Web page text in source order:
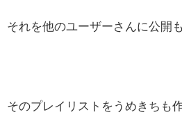
それを他のユーザーさんに公開
そのプレイリストをうめきちも